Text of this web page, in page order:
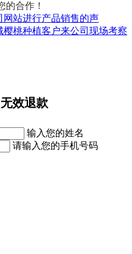
的合作！
网站进行产品销售的声
樱桃种植客户来公司现场考察
效退款
输入您的姓名
请输入您的手机号码